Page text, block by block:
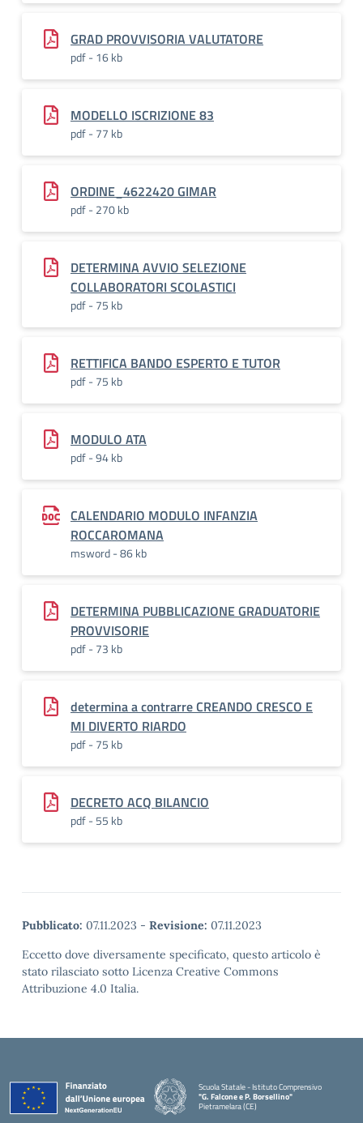
GRAD PROVVISORIA VALUTATORE
pdf - 16 kb
MODELLO ISCRIZIONE 83
pdf - 77 kb
ORDINE_4622420 GIMAR
pdf - 270 kb
DETERMINA AVVIO SELEZIONE
COLLABORATORI SCOLASTICI
pdf - 75 kb
RETTIFICA BANDO ESPERTO E TUTOR
pdf - 75 kb
MODULO ATA
pdf - 94 kb
CALENDARIO MODULO INFANZIA
ROCCAROMANA
msword - 86 kb
DETERMINA PUBBLICAZIONE GRADUATORIE
PROVVISORIE
pdf - 73 kb
determina a contrarre CREANDO CRESCO E
MI DIVERTO RIARDO
pdf - 75 kb
DECRETO ACQ BILANCIO
pdf - 55 kb
Pubblicato: 07.11.2023 - Revisione: 07.11.2023
Eccetto dove diversamente specificato, questo articolo è
stato rilasciato sotto Licenza Creative Commons
Attribuzione 4.0 Italia.
Scuola Statale - Istituto Comprensivo
"G. Falcone e P. Borsellino"
Pietramelara (CE)